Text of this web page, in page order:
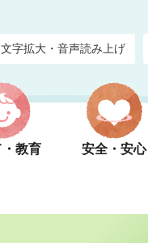
文字拡大・音声読み上げ
教育 安全・安心